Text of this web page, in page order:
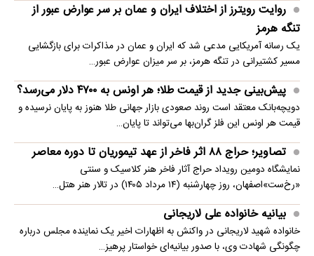
روایت رویترز از اختلاف ایران و عمان بر سر عوارض عبور از
تنگه هرمز
یک رسانه آمریکایی مدعی شد که ایران و عمان در مذاکرات برای بازگشایی
مسیر کشتیرانی در تنگه هرمز، بر سر میزان عوارض عبور…
پیش‌بینی جدید از قیمت طلا؛ هر اونس به ۴۷۰۰ دلار می‌رسد؟
دویچه‌بانک معتقد است روند صعودی بازار جهانی طلا هنوز به پایان نرسیده و
قیمت هر اونس این فلز گران‌بها می‌تواند تا پایان…
تصاویر؛ حراج ۸۸ اثر فاخر از عهد تیموریان تا دوره معاصر
نمایشگاه دومین رویداد حراج آثار فاخر هنر کلاسیک و سنتی
«رخ‌ست»اصفهان، روز چهارشنبه (۱۴ مرداد ۱۴۰۵) در تالار هنر هتل…
بیانیه خانواده علی لاریجانی
خانواده شهید لاریجانی در واکنش به اظهارات اخیر یک نماینده مجلس درباره
چگونگی شهادت وی، با صدور بیانیه‌ای خواستار پرهیز…